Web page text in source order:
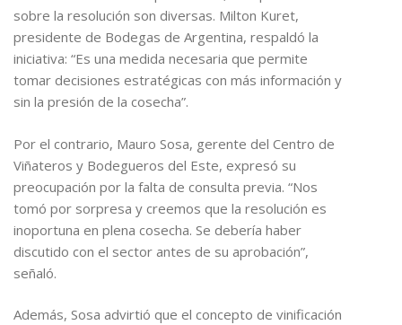
sobre la resolución son diversas. Milton Kuret,
presidente de Bodegas de Argentina, respaldó la
iniciativa: “Es una medida necesaria que permite
tomar decisiones estratégicas con más información y
sin la presión de la cosecha”.
Por el contrario, Mauro Sosa, gerente del Centro de
Viñateros y Bodegueros del Este, expresó su
preocupación por la falta de consulta previa. “Nos
tomó por sorpresa y creemos que la resolución es
inoportuna en plena cosecha. Se debería haber
discutido con el sector antes de su aprobación”,
señaló.
Además, Sosa advirtió que el concepto de vinificación